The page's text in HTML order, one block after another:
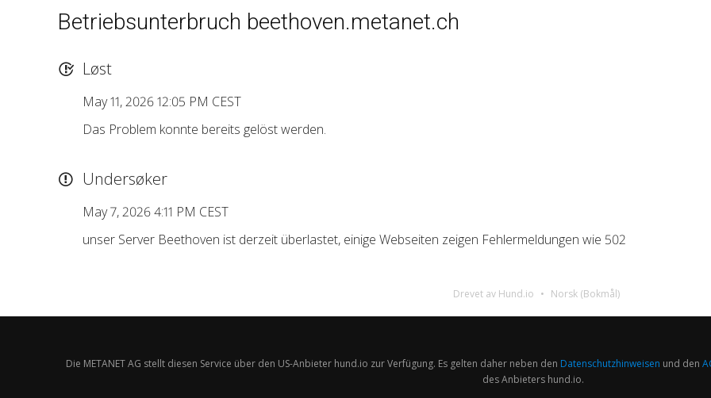
Betriebsunterbruch beethoven.metanet.ch
Løst
May 11, 2026 12:05 PM CEST
Das Problem konnte bereits gelöst werden.
Undersøker
May 7, 2026 4:11 PM CEST
unser Server Beethoven ist derzeit überlastet, einige Webseiten zeigen Fehlermeldungen wie 502
Drevet av Hund.io Norsk (Bokmål)
Die METANET AG stellt diesen Service über den US-Anbieter hund.io zur Verfügung. Es gelten daher neben den Datenschutzhinweisen und den
des Anbieters hund.io.